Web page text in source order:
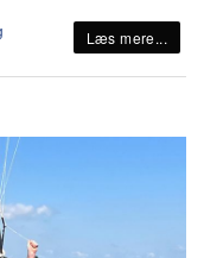
Læs mere...